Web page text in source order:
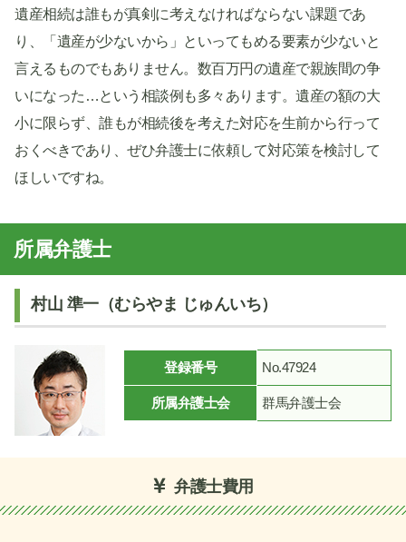
遺産相続は誰もが真剣に考えなければならない課題であ
り、「遺産が少ないから」といってもめる要素が少ないと
言えるものでもありません。数百万円の遺産で親族間の争
いになった…という相談例も多々あります。遺産の額の大
小に限らず、誰もが相続後を考えた対応を生前から行って
おくべきであり、ぜひ弁護士に依頼して対応策を検討して
ほしいですね。
所属弁護士
村山 準一（むらやま じゅんいち）
登録番号 No.47924
所属弁護士会 群馬弁護士会
弁護士費用